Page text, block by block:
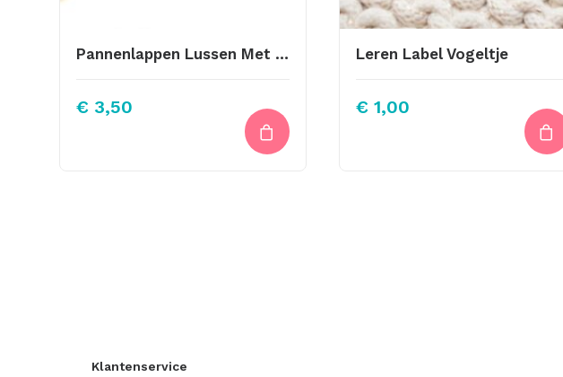
Pannenlappen Lussen Met Bevestiging Schroef Afbeelding Pan
€ 3,50
Leren Label Vogeltje
€ 1,00
Klantenservice